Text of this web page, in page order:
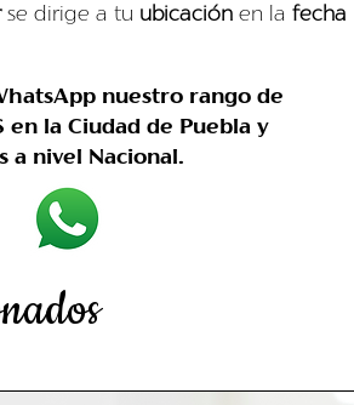
se dirige a tu ubicación en la fecha
nuestro rango de
en la Ciudad de Puebla y
a nivel Nacional.